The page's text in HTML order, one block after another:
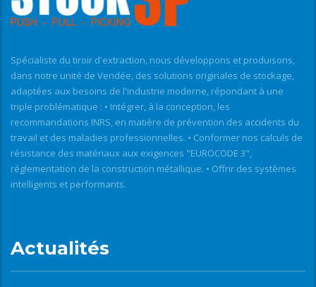
Spécialiste du tiroir d'extraction, nous développons et produisons,
dans notre unité de Vendée, des solutions originales de stockage,
adaptées aux besoins de l'industrie moderne, répondant à une
triple problématique : • Intégrer, à la conception, les
recommandations INRS, en matière de prévention des accidents du
travail et des maladies professionnelles. • Conformer nos calculs de
résistance des matériaux aux exigences "EUROCODE 3",
réglementation de la construction métallique. • Offrir des systèmes
intelligents et performants.
Actualités